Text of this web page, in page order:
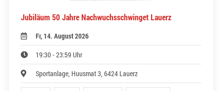
Jubiläum 50 Jahre Nachwuchsschwinget Lauerz
Fr, 14. August 2026
19:30 - 23:59 Uhr
Sportanlage, Huusmat 3, 6424 Lauerz